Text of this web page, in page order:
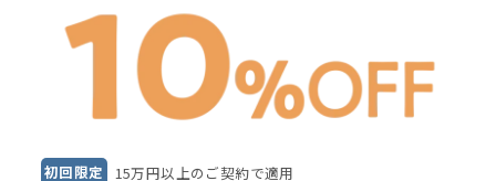
初回限定
15万円以上のご契約で適用